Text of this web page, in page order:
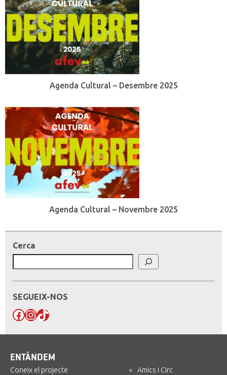
Agenda Cultural – Desembre 2025
Agenda Cultural – Novembre 2025
Cerca
SEGUEIX-NOS
Facebook
Instagram
TikTok
ENTÀNDEM
Coneix el projecte
Amics i Circ